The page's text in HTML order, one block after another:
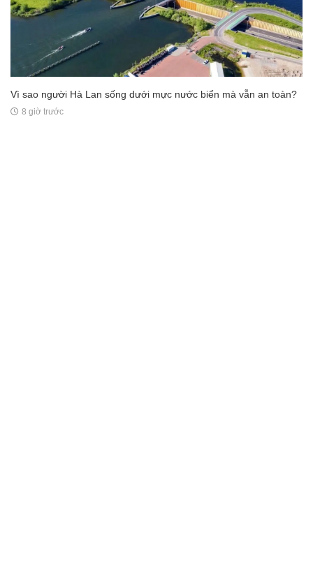
Vì sao người Hà Lan sống dưới mực nước biển mà vẫn an toàn?
8 giờ trước